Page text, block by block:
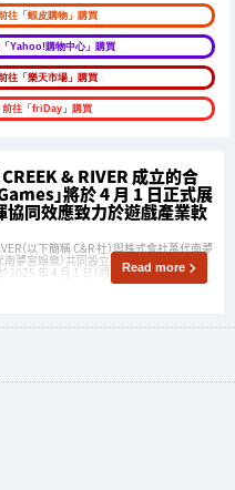
往「蝦皮購物」購買
Yahoo!購物中心」購買
往「樂天市場」購買
前往「friDay」購買
& RIVER 成立的合
」將於 4 月 1 日正式展
協同效應致力於遊戲產業軟
（以下簡稱 C&R 社）與株式會社萬代南夢
南夢宮娛樂）共同設立的合資公司株式會社
2025 年 4 月 1 日（週二）正式啟動業務。
Read more